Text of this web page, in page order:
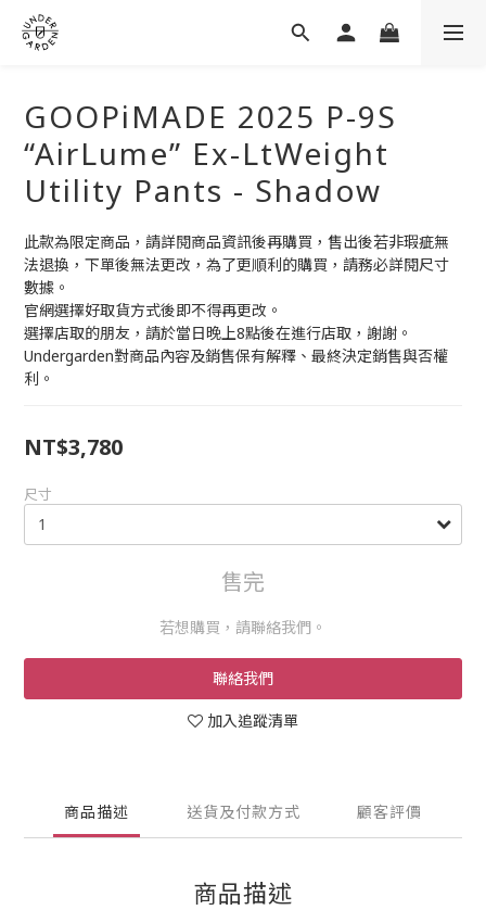
GOOPiMADE 2025 P-9S
“AirLume” Ex-LtWeight
Utility Pants - Shadow
此款為限定商品，請詳閱商品資訊後再購買，售出後若非瑕疵無
法退換，下單後無法更改，為了更順利的購買，請務必詳閱尺寸
數據。
官網選擇好取貨方式後即不得再更改。
選擇店取的朋友，請於當日晚上8點後在進行店取，謝謝。
Undergarden對商品內容及銷售保有解釋、最終決定銷售與否權
利。
NT$3,780
尺寸
售完
若想購買，請聯絡我們。
聯絡我們
加入追蹤清單
商品描述 送貨及付款方式 顧客評價
商品描述